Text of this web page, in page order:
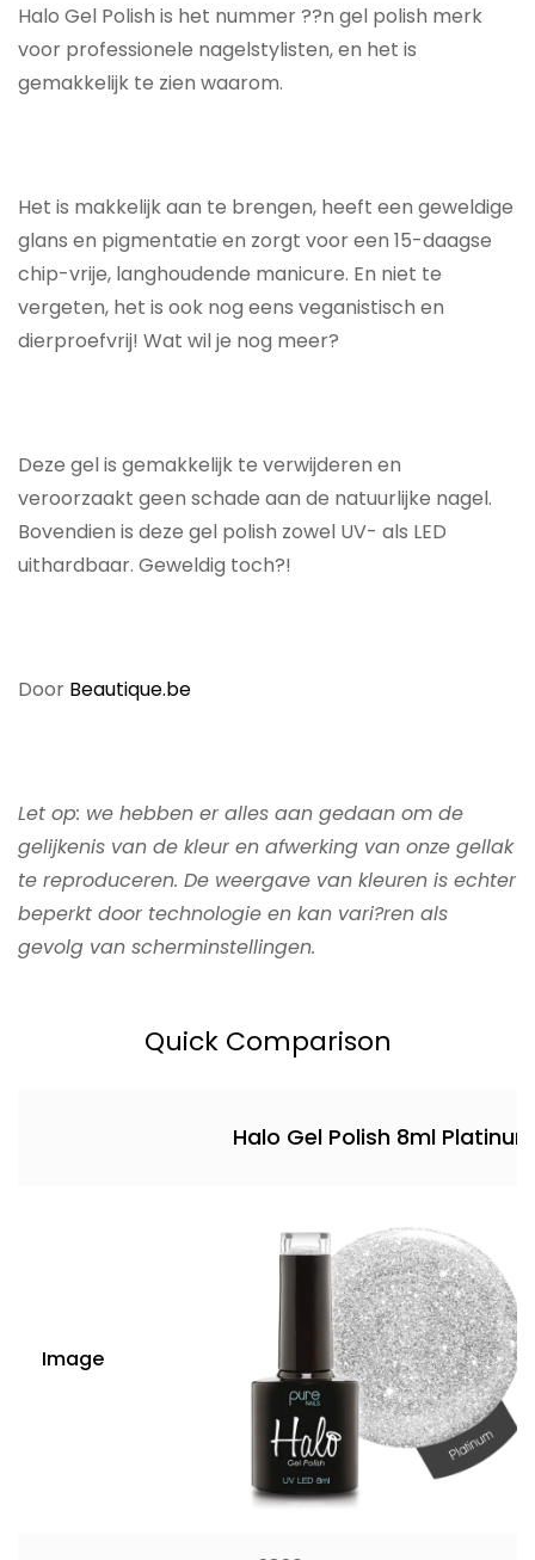
Halo Gel Polish is het nummer ??n gel polish merk
voor professionele nagelstylisten, en het is
gemakkelijk te zien waarom.
Het is makkelijk aan te brengen, heeft een geweldige
glans en pigmentatie en zorgt voor een 15-daagse
chip-vrije, langhoudende manicure. En niet te
vergeten, het is ook nog eens veganistisch en
dierproefvrij! Wat wil je nog meer?
Deze gel is gemakkelijk te verwijderen en
veroorzaakt geen schade aan de natuurlijke nagel.
Bovendien is deze gel polish zowel UV- als LED
uithardbaar. Geweldig toch?!
Door Beautique.be
Let op: we hebben er alles aan gedaan om de
gelijkenis van de kleur en afwerking van onze gellak
te reproduceren. De weergave van kleuren is echter
beperkt door technologie en kan vari?ren als
gevolg van scherminstellingen.
Quick Comparison
Halo Gel Polish 8ml Platinum
Image